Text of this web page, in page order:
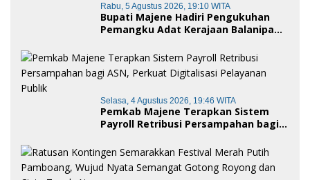
Rabu, 5 Agustus 2026, 19:10 WITA
Bupati Majene Hadiri Pengukuhan
Pemangku Adat Kerajaan Balanipa
Kehormatan Adat
Selasa, 4 Agustus 2026, 19:46 WITA
Pemkab Majene Terapkan Sistem
Payroll Retribusi Persampahan bagi
Publik